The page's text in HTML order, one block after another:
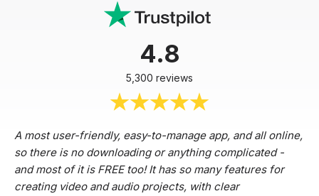
4.8
5,300 reviews
A most user-friendly, easy-to-manage app, and all online,
so there is no downloading or anything complicated -
and most of it is FREE too! It has so many features for
creating video and audio projects, with clear